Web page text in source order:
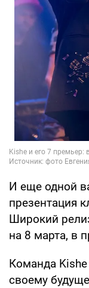
И еще одной
презентация
Широкий
на 8 марта, в
Команда Kishe
своему